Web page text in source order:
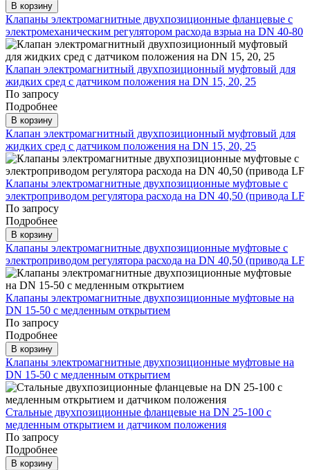
В корзину
Клапаны электромагнитные двухпозиционные фланцевые с
электромеханическим регулятором расхода взрыа на DN 40-80
Клапан электромагнитный двухпозиционный муфтовый для
жидких сред с датчиком положения на DN 15, 20, 25
По запросу
Подробнее
В корзину
Клапан электромагнитный двухпозиционный муфтовый для
жидких сред с датчиком положения на DN 15, 20, 25
Клапаны электромагнитные двухпозиционные муфтовые с
электроприводом регулятора расхода на DN 40,50 (привода LF
По запросу
Подробнее
В корзину
Клапаны электромагнитные двухпозиционные муфтовые с
электроприводом регулятора расхода на DN 40,50 (привода LF
Клапаны электромагнитные двухпозиционные муфтовые на
DN 15-50 с медленным открытием
По запросу
Подробнее
В корзину
Клапаны электромагнитные двухпозиционные муфтовые на
DN 15-50 с медленным открытием
Стальные двухпозиционные фланцевые на DN 25-100 с
медленным открытием и датчиком положения
По запросу
Подробнее
В корзину